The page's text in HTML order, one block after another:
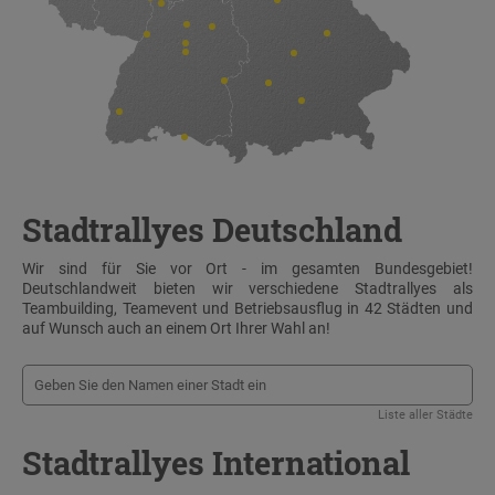
Stadtrallyes Deutschland
Wir sind für Sie vor Ort - im gesamten Bundesgebiet!
Deutschlandweit bieten wir verschiedene Stadtrallyes als
Teambuilding, Teamevent und Betriebsausflug in 42 Städten und
auf Wunsch auch an einem Ort Ihrer Wahl an!
Liste aller Städte
Stadtrallyes International